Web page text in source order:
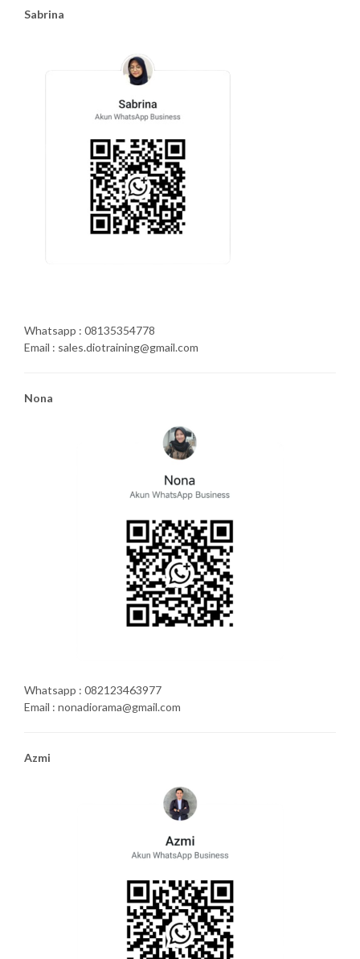
Sabrina
Whatsapp : 08135354778
Email : sales.diotraining@gmail.com
Nona
Whatsapp : 082123463977
Email : nonadiorama@gmail.com
Azmi